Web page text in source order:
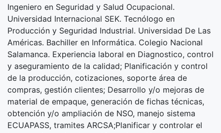
Ingeniero en Seguridad y Salud Ocupacional.
Universidad Internacional SEK. Tecnólogo en
Producción y Seguridad Industrial. Universidad De Las
Américas. Bachiller en Informática. Colegio Nacional
Salamanca. Experiencia laboral en Diagnostico, control
y aseguramiento de la calidad; Planificación y control
de la producción, cotizaciones, soporte área de
compras, gestión clientes; Desarrollo y/o mejoras de
material de empaque, generación de fichas técnicas,
obtención y/o ampliación de NSO, manejo sistema
ECUAPASS, tramites ARCSA;Planificar y controlar el